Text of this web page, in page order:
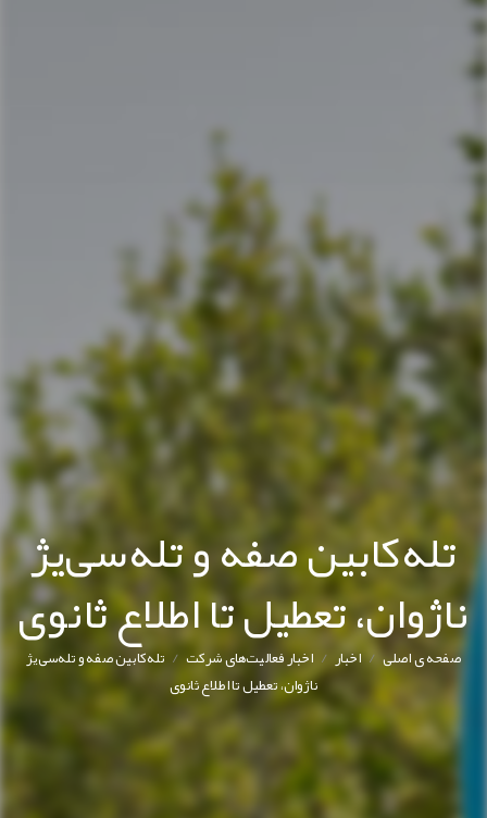
تله‌کابین صفه و تله‌سی‌یژ
ناژوان، تعطیل تا اطلاع ثانوی
صفحه ی اصلی/اخبار/ اخبار فعالیت‌های شرکت/ تله‌کابین صفه و تله‌سی‌یژ
ناژوان، تعطیل تا اطلاع ثانوی